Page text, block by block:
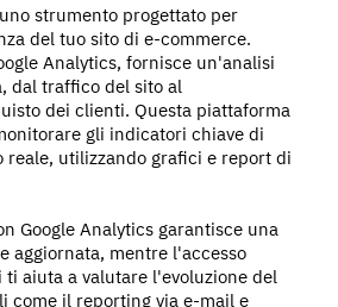
strumento progettato per
del tuo sito di e-commerce.
Analytics, fornisce un'analisi
dal traffico del sito al
dei clienti. Questa piattaforma
gli indicatori chiave di
reale, utilizzando grafici e report di
Google Analytics garantisce una
aggiornata, mentre l'accesso
aiuta a valutare l'evoluzione del
come il reporting via e-mail e